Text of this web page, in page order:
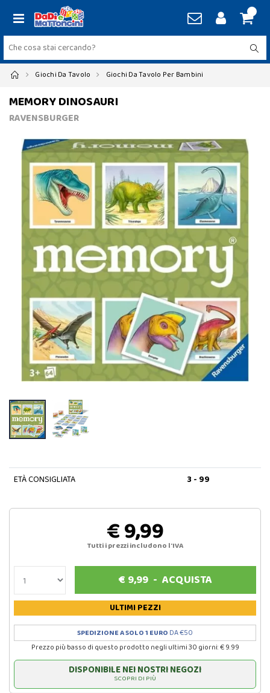
Giochi Da Tavolo Giochi Da Tavolo Per Bambini
MEMORY DINOSAURI
RAVENSBURGER
ETÀ CONSIGLIATA 3 - 99
€ 9,99
Tutti i prezzi includono l'IVA
€ 9,99 -ACQUISTA
ULTIMI PEZZI
SPEDIZIONE A SOLO 1 EURO DA €50
Prezzo più basso di questo prodotto negli ultimi 30 giorni: € 9.99
DISPONIBILE NEI NOSTRI NEGOZI
SCOPRI DI PIÙ